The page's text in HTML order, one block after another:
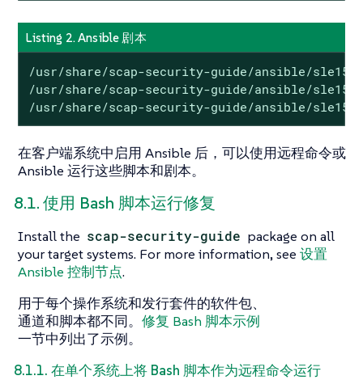
Listing 2. Ansible 剧本
/usr/share/scap-security-guide/ansible/sle15-
/usr/share/scap-security-guide/ansible/sle15-
/usr/share/scap-security-guide/ansible/sle15-
在客户端系统中启用 Ansible 后，可以使用远程命令或
Ansible 运行这些脚本和剧本。
8.1. 使用 Bash 脚本运行修复
Install the scap-security-guide package on all
your target systems. For more information, see 设置
Ansible 控制节点.
用于每个操作系统和发行套件的软件包、
通道和脚本都不同。 修复 Bash 脚本示例
一节中列出了示例。
8.1.1. 在单个系统上将 Bash 脚本作为远程命令运行